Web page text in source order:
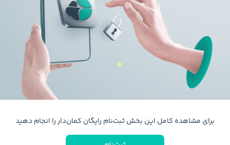
برای مشاهده کامل این بخش ثبت‌نام رایگان کمان‌دار را انجام دهید